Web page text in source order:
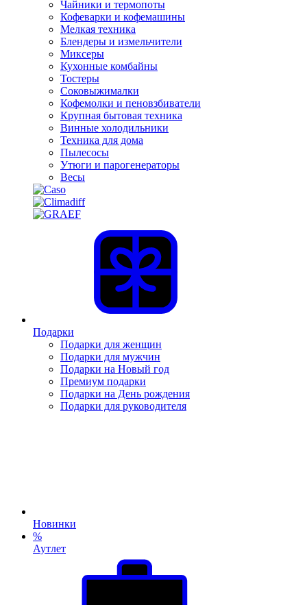
Чайники и термопоты
Кофеварки и кофемашины
Мелкая техника
Блендеры и измельчители
Миксеры
Кухонные комбайны
Тостеры
Соковыжималки
Кофемолки и пеновзбиватели
Крупная бытовая техника
Винные холодильники
Техника для дома
Пылесосы
Утюги и парогенераторы
Весы
Подарки
Подарки для женщин
Подарки для мужчин
Подарки на Новый год
Премиум подарки
Подарки на День рождения
Подарки для руководителя
Новинки
%
Аутлет